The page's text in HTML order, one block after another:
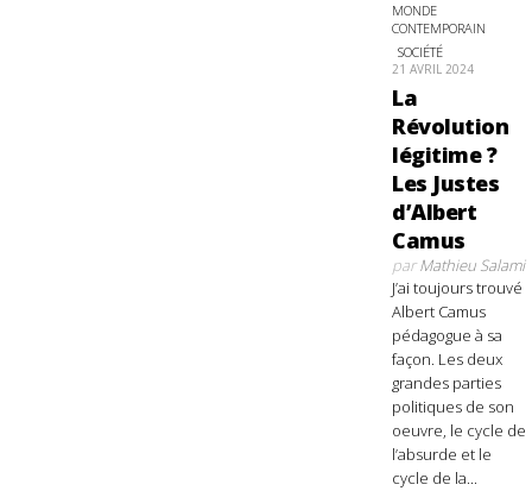
MONDE
CONTEMPORAIN
SOCIÉTÉ
21 AVRIL 2024
La
Révolution
légitime ?
Les Justes
d’Albert
Camus
parMathieu Salami
J’ai toujours trouvé
Albert Camus
pédagogue à sa
façon. Les deux
grandes parties
politiques de son
oeuvre, le cycle de
l’absurde et le
cycle de la...